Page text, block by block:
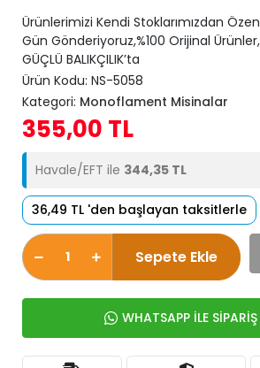
Ürünlerimizi Kendi Stoklarımızdan
Gün Gönderiyoruz,%100 Orijinal
GÜÇLÜ BALIKÇILIK’ta
Ürün Kodu: NS-5058
Kategori: Monoflament Misinalar
355,00 TL
Havale/EFT ile 344,35 TL
36,49 TL 'den başlayan taksitlerle
Sepete Ekle
WHATSAPP İLE SİPARİŞ